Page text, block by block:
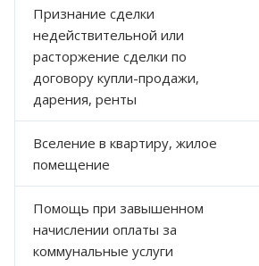
Признание сделки
недействительной или
расторжение сделки по
договору купли-продажи,
дарения, ренты
Вселение в квартиру, жилое
помещение
Помощь при завышенном
начислении оплаты за
коммунальные услуги